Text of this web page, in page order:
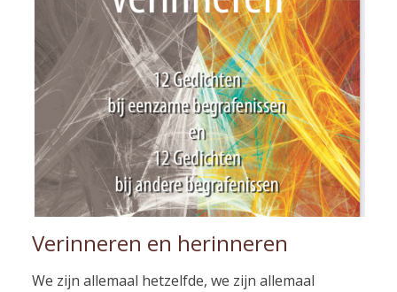
Verinneren en herinneren
We zijn allemaal hetzelfde, we zijn allemaal